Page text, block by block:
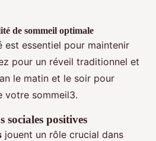
de sommeil optimale
est essentiel pour maintenir
pour un réveil traditionnel et
le matin et le soir pour
votre sommeil3.
sociales positives
jouent un rôle crucial dans